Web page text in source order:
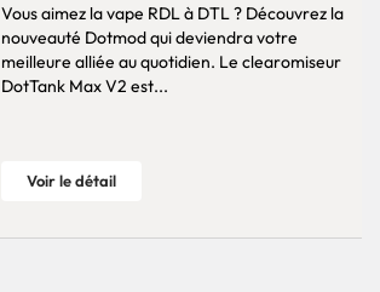
Vous aimez la vape RDL à DTL ? Découvrez la
nouveauté Dotmod qui deviendra votre
meilleure alliée au quotidien. Le clearomiseur
DotTank Max V2 est...
Voir le détail